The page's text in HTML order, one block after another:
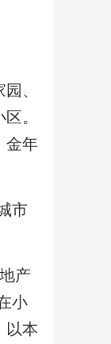
、
。
金年
市
产
小
以本